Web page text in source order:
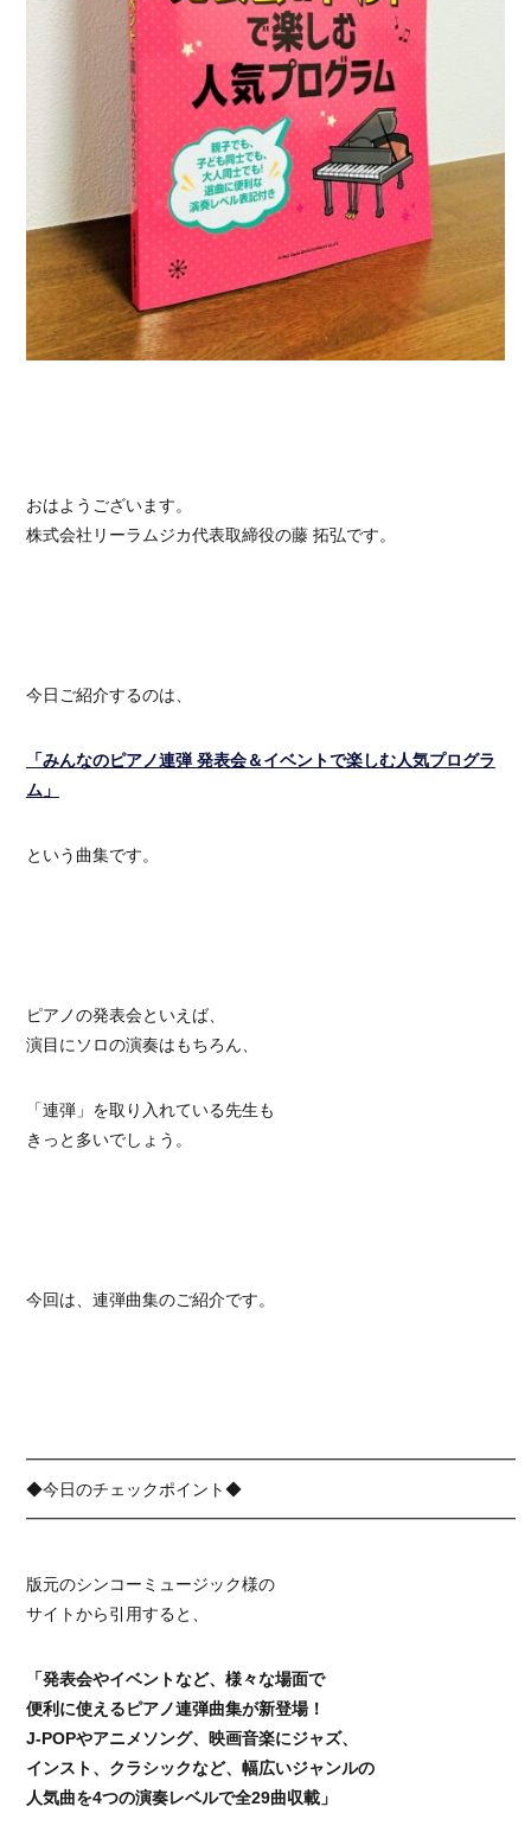
おはようございます。
株式会社リーラムジカ代表取締役の藤 拓弘です。
今日ご紹介するのは、
「みんなのピアノ連弾 発表会＆イベントで楽しむ人気プログラ
ム」
という曲集です。
ピアノの発表会といえば、
演目にソロの演奏はもちろん、
「連弾」を取り入れている先生も
きっと多いでしょう。
今回は、連弾曲集のご紹介です。
◆今日のチェックポイント◆
版元のシンコーミュージック様の
サイトから引用すると、
「発表会やイベントなど、様々な場面で
便利に使えるピアノ連弾曲集が新登場！
J-POPやアニメソング、映画音楽にジャズ、
インスト、クラシックなど、幅広いジャンルの
人気曲を4つの演奏レベルで全29曲収載」